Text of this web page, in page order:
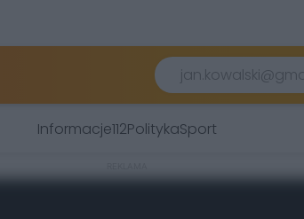
Informacje112PolitykaSport